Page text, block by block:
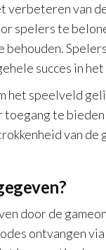
verbeteren van
spelers te
succes in
het speelveld
toegang te
van de
door de
ontvangen